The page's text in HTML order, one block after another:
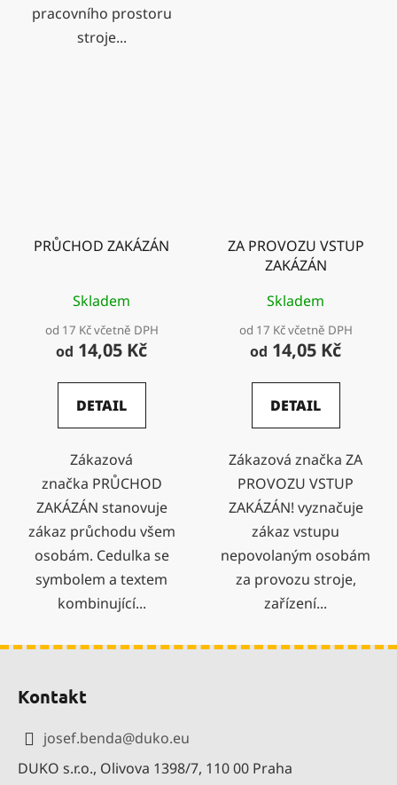
pracovního prostoru
stroje...
PRŮCHOD ZAKÁZÁN
Skladem
od 17 Kč včetně DPH
od 14,05 Kč
DETAIL
Zákazová
značka PRŮCHOD
ZAKÁZÁN stanovuje
zákaz průchodu všem
osobám. Cedulka se
symbolem a textem
kombinující...
ZA PROVOZU VSTUP
ZAKÁZÁN
Skladem
od 17 Kč včetně DPH
od 14,05 Kč
DETAIL
Zákazová značka ZA
PROVOZU VSTUP
ZAKÁZÁN! vyznačuje
zákaz vstupu
nepovolaným osobám
za provozu stroje,
zařízení...
Kontakt
josef.benda@duko.eu
DUKO s.r.o., Olivova 1398/7, 110 00 Praha